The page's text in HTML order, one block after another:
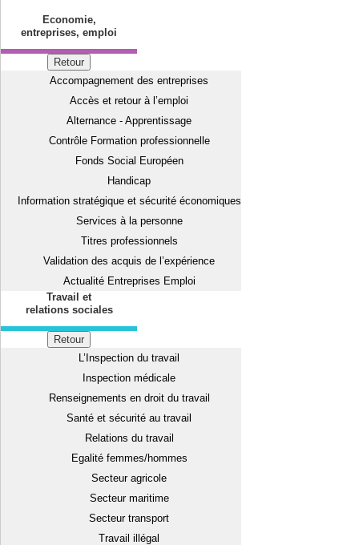
Economie,
entreprises, emploi
Retour
Accompagnement des entreprises
Accès et retour à l’emploi
Alternance - Apprentissage
Contrôle Formation professionnelle
Fonds Social Européen
Handicap
Information stratégique et sécurité économiques
Services à la personne
Titres professionnels
Validation des acquis de l’expérience
Actualité Entreprises Emploi
Travail et
relations sociales
Retour
L’Inspection du travail
Inspection médicale
Renseignements en droit du travail
Santé et sécurité au travail
Relations du travail
Egalité femmes/hommes
Secteur agricole
Secteur maritime
Secteur transport
Travail illégal